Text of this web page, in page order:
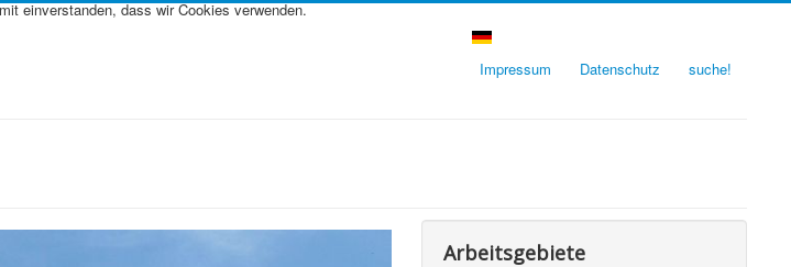
Impressum Datenschutz suche!
Arbeitsgebiete
einverstanden, dass wir Cookies verwenden.